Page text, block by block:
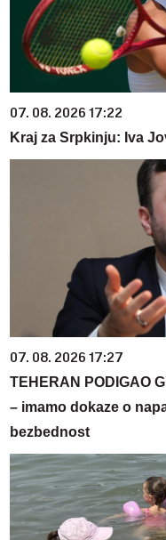
07. 08. 2026 17:22
Kraj za Srpkinju: Iva
07. 08. 2026 17:27
TEHERAN PODIGAO
– imamo dokaze o
bezbednost